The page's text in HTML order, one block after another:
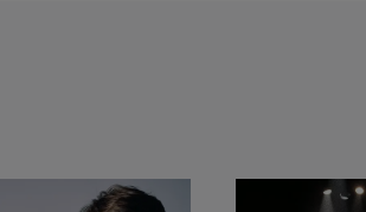
dem Quatuor Ebène und
Internationalen ARD
„ECHO Rising Star“ für die